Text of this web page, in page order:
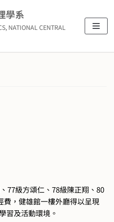
學系
NATIONAL CENTRAL
77級方頌仁、78級陳正翔、80
費，健雄館一樓外廳得以呈現
習及活動環境。